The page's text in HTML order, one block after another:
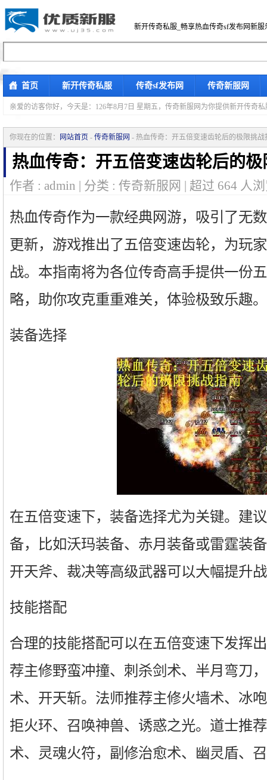
新开传奇私服_畅享热血传奇sf发布网新服
首页 新开传奇私服 传奇sf发布网 传奇新服网
亲爱的访客你好， 今天是：126年8月7日 星期五，传奇新服网为你提供新开传奇
你现在的位置： 网站首页 - 传奇新服网 - 热血传奇：开五倍变速齿轮后的极限挑战
热血传奇：开五倍变速齿轮后的
作者 : admin | 分类 : 传奇新服网 | 超过 664 人
热血传奇作为一款经典网游，吸引了无
更新，游戏推出了五倍变速齿轮，为玩
战。本指南将为各位传奇高手提供一份
略，助你攻克重重难关，体验极致乐趣。
装备选择
在五倍变速下，装备选择尤为关键。建
备，比如沃玛装备、赤月装备或雷霆装
开天斧、裁决等高级武器可以大幅提升
技能搭配
合理的技能搭配可以在五倍变速下发挥
荐主修野蛮冲撞、刺杀剑术、半月弯刀
术、开天斩。法师推荐主修火墙术、冰
拒火环、召唤神兽、诱惑之光。道士推
术、灵魂火符，副修治愈术、幽灵盾、